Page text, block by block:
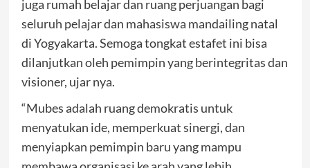
juga rumah belajar dan ruang perjuangan bagi
seluruh pelajar dan mahasiswa mandailing natal
di Yogyakarta. Semoga tongkat estafet ini bisa
dilanjutkan oleh pemimpin yang berintegritas dan
visioner, ujar nya.
“Mubes adalah ruang demokratis untuk
menyatukan ide, memperkuat sinergi, dan
menyiapkan pemimpin baru yang mampu